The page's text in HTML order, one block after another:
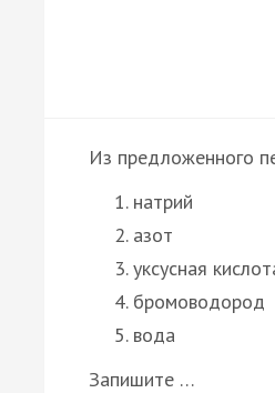
Из предложенного
натрий
азот
уксусная
бромоводород
вода
Запишите …